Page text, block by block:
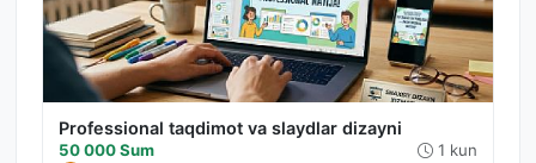
Professional taqdimot va slaydlar dizayni
50 000 Sum 1 kun